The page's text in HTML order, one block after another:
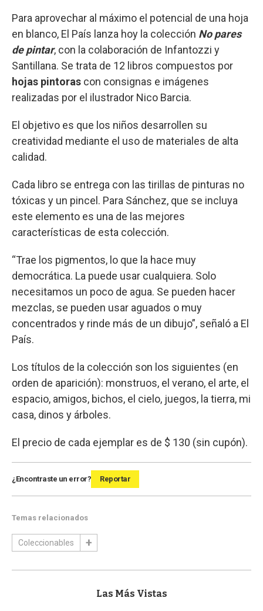
Para aprovechar al máximo el potencial de una hoja
en blanco, El País lanza hoy la colección No pares
de pintar, con la colaboración de Infantozzi y
Santillana. Se trata de 12 libros compuestos por
hojas pintoras con consignas e imágenes
realizadas por el ilustrador Nico Barcia.
El objetivo es que los niños desarrollen su
creatividad mediante el uso de materiales de alta
calidad.
Cada libro se entrega con las tirillas de pinturas no
tóxicas y un pincel. Para Sánchez, que se incluya
este elemento es una de las mejores
características de esta colección.
“Trae los pigmentos, lo que la hace muy
democrática. La puede usar cualquiera. Solo
necesitamos un poco de agua. Se pueden hacer
mezclas, se pueden usar aguados o muy
concentrados y rinde más de un dibujo”, señaló a El
País.
Los títulos de la colección son los siguientes (en
orden de aparición): monstruos, el verano, el arte, el
espacio, amigos, bichos, el cielo, juegos, la tierra, mi
casa, dinos y árboles.
El precio de cada ejemplar es de $ 130 (sin cupón).
¿Encontraste un error? Reportar
Temas relacionados
Coleccionables
Las Más Vistas